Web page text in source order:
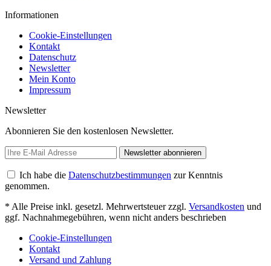
Informationen
Cookie-Einstellungen
Kontakt
Datenschutz
Newsletter
Mein Konto
Impressum
Newsletter
Abonnieren Sie den kostenlosen Newsletter.
Newsletter abonnieren
Ich habe die Datenschutzbestimmungen zur Kenntnis
genommen.
* Alle Preise inkl. gesetzl. Mehrwertsteuer zzgl. Versandkosten und
ggf. Nachnahmegebühren, wenn nicht anders beschrieben
Cookie-Einstellungen
Kontakt
Versand und Zahlung